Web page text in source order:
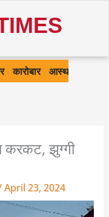
कारोबार आस्था
करकट, झुग्गी
April 23, 2024